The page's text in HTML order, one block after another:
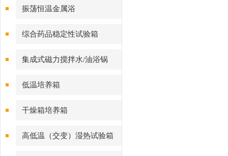
振荡恒温金属浴
综合药品稳定性试验箱
集成式磁力搅拌水/油浴锅
低温培养箱
干燥箱培养箱
高低温（交变）湿热试验箱